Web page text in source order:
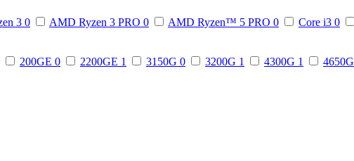
3 0 AMD Ryzen 3 PRO 0 AMD Ryzen™ 5 PRO 0 Core i3 0
200GE 0 2200GE 1 3150G 0 3200G 1 4300G 1 4650G